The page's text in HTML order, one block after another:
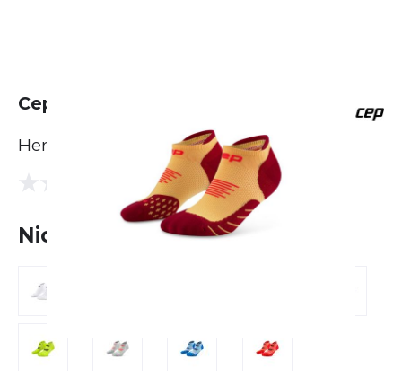
Cep Core Run No Show Socks
Herren
0.0 (0 Bewertungen)
Nicht lieferbar